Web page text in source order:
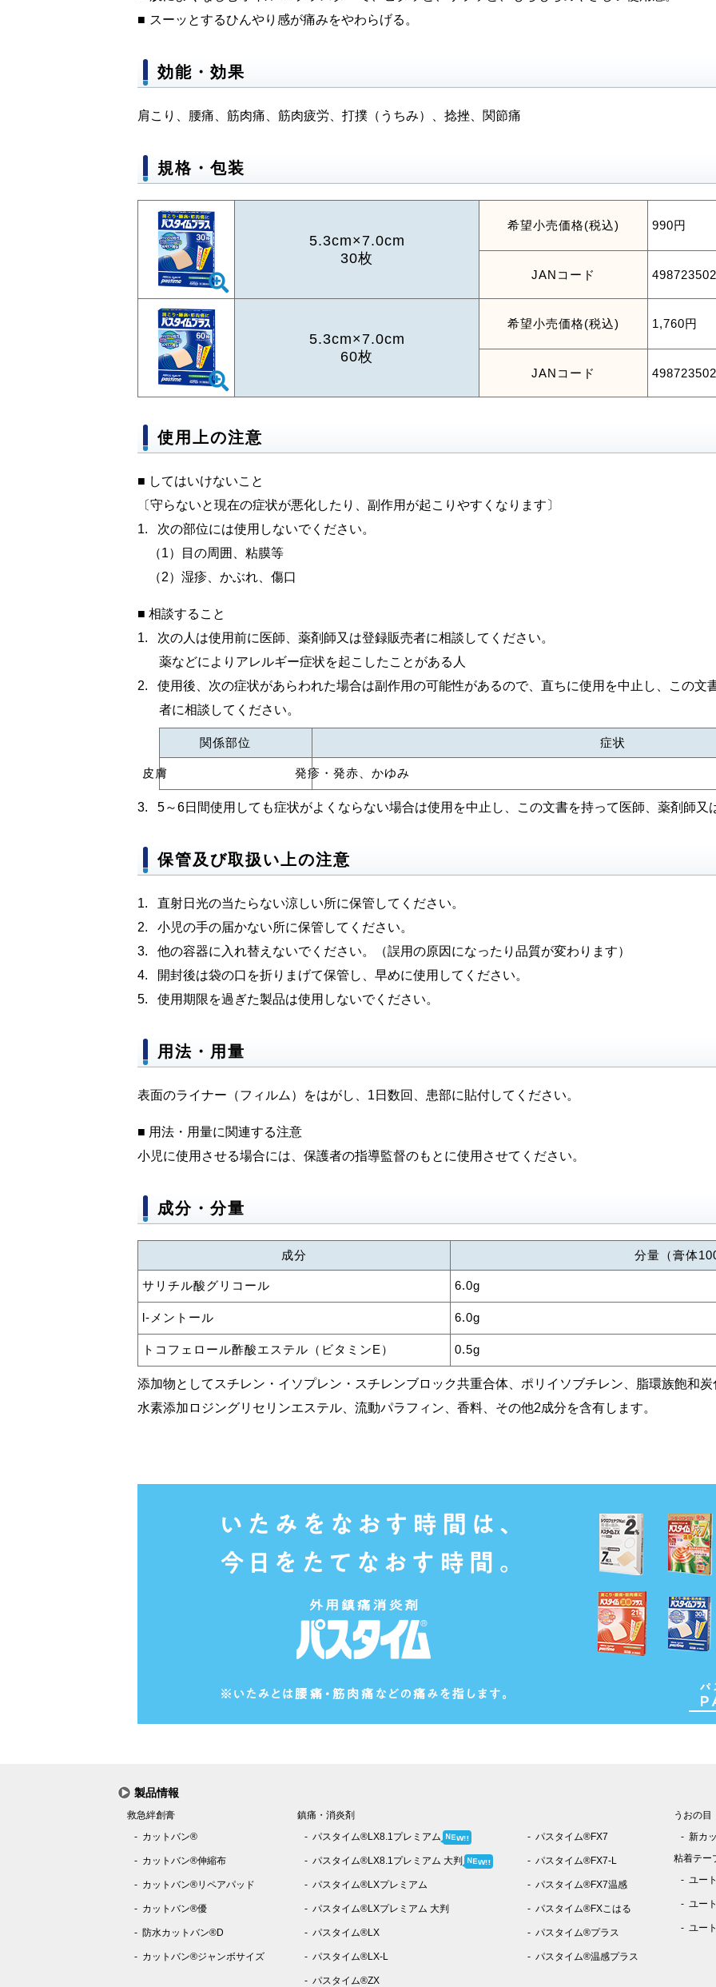
スーッとするひんやり感が痛みをやわらげる。
効能・効果
肩こり、腰痛、筋肉痛、筋肉疲労、打撲（うちみ）、捻挫、関節痛
規格・包装
5.3cm×7.0cm
30枚
希望小売価格(税込) 990円
JANコード
5.3cm×7.0cm
60枚
希望小売価格(税込) 1,760円
JANコード
使用上の注意
■ してはいけないこと
〔守らないと現在の症状が悪化したり、副作用が起こりやすくなります〕
次の部位には使用しないでください。
（1）目の周囲、粘膜等
（2）湿疹、かぶれ、傷口
■ 相談すること
次の人は使用前に医師、薬剤師又は登録販売者に相談してください。
薬などによりアレルギー症状を起こしたことがある人
使用後、次の症状があらわれた場合は副作用の可能性があるので、直ちに使用を中止し、この文
者に相談してください。
関係部位 症状
皮膚 発疹・発赤、かゆみ
5～6日間使用しても症状がよくならない場合は使用を中止し、この文書を持って医師、薬剤師又
保管及び取扱い上の注意
直射日光の当たらない涼しい所に保管してください。
小児の手の届かない所に保管してください。
他の容器に入れ替えないでください。（誤用の原因になったり品質が変わります）
開封後は袋の口を折りまげて保管し、早めに使用してください。
使用期限を過ぎた製品は使用しないでください。
用法・用量
表面のライナー（フィルム）をはがし、1日数回、患部に貼付してください。
■ 用法・用量に関連する注意
小児に使用させる場合には、保護者の指導監督のもとに使用させてください。
成分・分量
成分 分量（膏体
サリチル酸グリコール 6.0g
l-メントール 6.0g
トコフェロール酢酸エステル（ビタミンE） 0.5g
添加物としてスチレン・イソプレン・スチレンブロック共重合体、ポリイソブチレン、脂環族飽和
水素添加ロジングリセリンエステル、流動パラフィン、香料、その他2成分を含有します。
製品情報
救急絆創膏
カットバン®
カットバン®伸縮布
カットバン®リペアパッド
カットバン®優
防水カットバン®D
カットバン®ジャンボサイズ
鎮痛・消炎剤
パスタイム®LX8.1プレミアム
NEW!!
パスタイム®LX8.1プレミアム 大判 NEW!!
パスタイム®LXプレミアム
パスタイム®LXプレミアム 大判
パスタイム®LX
パスタイム®LX-L
パスタイム®ZX
パスタイム®FX7
パスタイム®FX7-L
パスタイム®FX7温感
パスタイム®FXこはる
パスタイム®プラス
パスタイム®温感プラス
うおの目
新カ
粘着テー
ユー
ユー
ユー